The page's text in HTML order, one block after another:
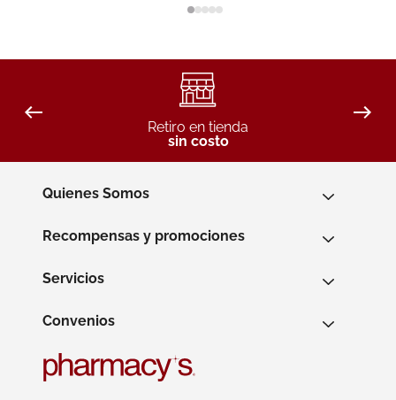
Retiro en tienda
sin costo
Quienes Somos
Recompensas y promociones
Servicios
Convenios